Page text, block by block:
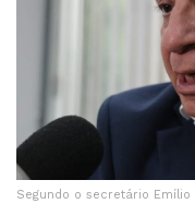
Segundo o secretário